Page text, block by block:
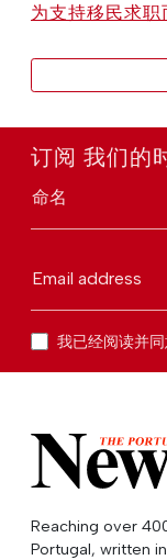
为支持移民求职
订阅 我们的
命名
Email address
我已经阅读并
Reaching over
Portugal, written